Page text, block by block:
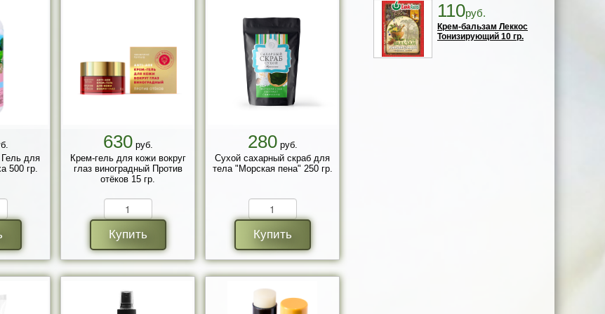
для
500 гр.
630руб.
Крем-гель для кожи вокруг
глаз виноградный Против
отёков 15 гр.
Купить
280руб.
Сухой сахарный скраб для
тела "Морская пена" 250 гр.
Купить
110руб.
Крем-бальзам Леккос
Тонизирующий 10 гр.